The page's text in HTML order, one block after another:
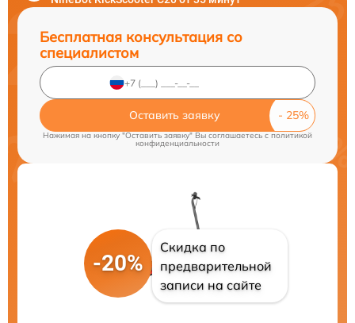
Бесплатная консультация со
специалистом
Оставить заявку
Нажимая на кнопку "Оставить заявку" Вы соглашаетесь c политикой
конфиденциальности
-20%
Скидка по
предварительной
записи на сайте